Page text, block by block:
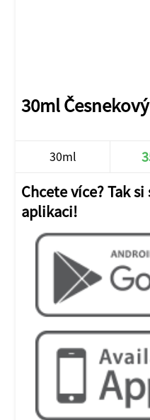
30ml
30ml
Chcete více? Tak
aplikaci!